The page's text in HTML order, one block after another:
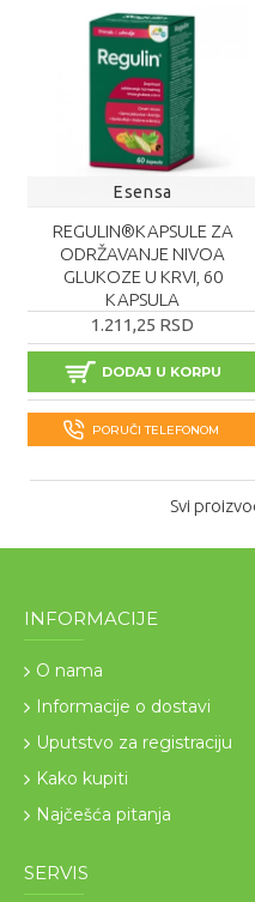
Esensa
REGULIN®KAPSULE ZA
ODRŽAVANJE NIVOA
GLUKOZE U KRVI, 60
KAPSULA
1.211,25 RSD
DODAJ U KORPU
PORUČI TELEFONOM
Svi
INFORMACIJE
O nama
Informacije o dostavi
Uputstvo za registraciju
Kako kupiti
Najčešća pitanja
SERVIS